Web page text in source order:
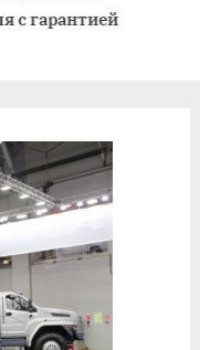
с гарантией